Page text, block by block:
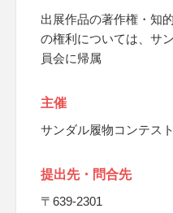
出展作品の著作権・知
の権利については、サ
員会に帰属
主催
サンダル履物コンテス
提出先・問合先
〒639-2301